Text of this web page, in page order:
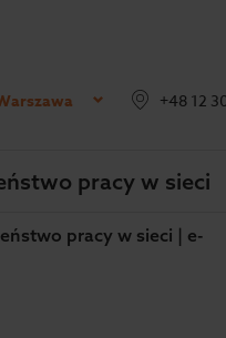
+48 12
pracy w sieci
pracy w sieci | e-